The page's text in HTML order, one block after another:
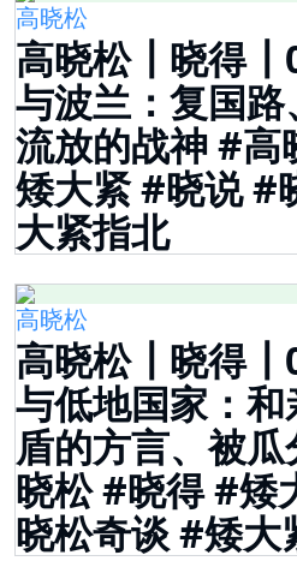
高晓松
高晓松┃晓得
与波兰：复国
流放的战神 #
矮大紧 #晓说 #
大紧指北
高晓松
高晓松┃晓得
与低地国家：
盾的方言、被
晓松 #晓得 #矮
晓松奇谈 #矮大